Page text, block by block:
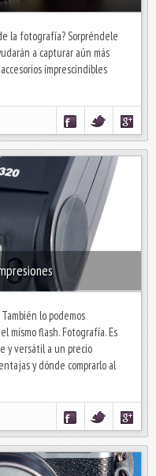
la fotografía? Sorpréndele
a capturar aún más
imprescindibles
lo podemos
mismo flash. Fotografía. Es
y versátil a un precio
y dónde comprarlo al